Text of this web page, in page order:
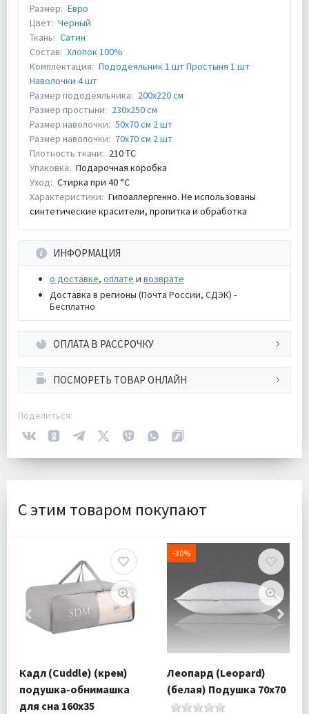
Размер: Евро
Цвет: Черный
Ткань: Сатин
Состав: Хлопок 100%
Комплектация: Пододеяльник 1 шт Простыня 1 шт
Наволочки 4 шт
Размер пододеяльника: 200х220 см
Размер простыни: 230х250 см
Размер наволочки: 50х70 см 2 шт
Размер наволочки: 70х70 см 2 шт
Плотность ткани: 210 ТС
Упаковка: Подарочная коробка
Уход: Стирка при 40 °С
Характеристики: Гипоаллергенно. Не использованы
синтетические красители, пропитка и обработка
ИНФОРМАЦИЯ
о доставке, оплате и возврате
Доставка в регионы (Почта России, СДЭК) -
Бесплатно
ОПЛАТА В РАССРОЧКУ
ПОСМОРЕТЬ ТОВАР ОНЛАЙН
Поделиться:
С этим товаром покупают
Кадл (Cuddle) (крем)
подушка-обнимашка
для сна 160х35
-30%
Леопард (Leopard)
(белая) Подушка 70х70